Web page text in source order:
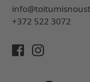
+372 522 3072